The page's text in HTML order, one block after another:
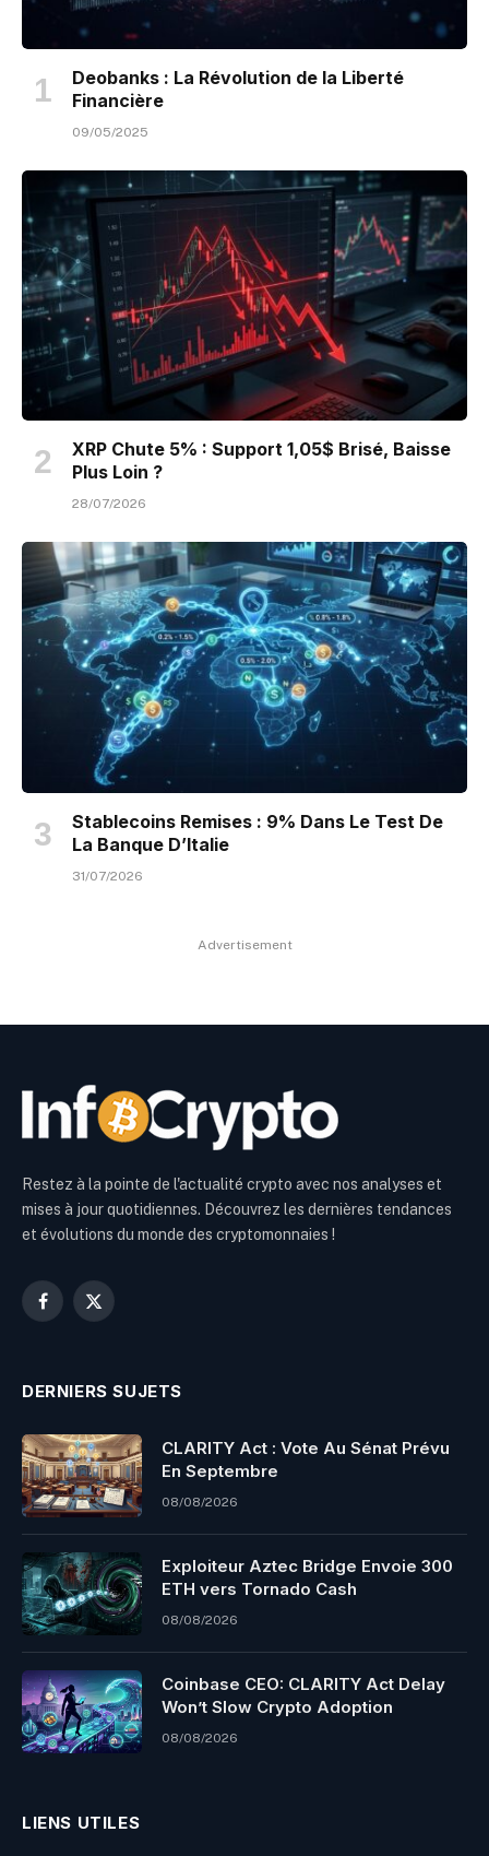
Deobanks : La Révolution de la Liberté
Financière
09/05/2025
XRP Chute 5% : Support 1,05$ Brisé, Baisse
Plus Loin ?
28/07/2026
Stablecoins Remises : 9% Dans Le Test De
La Banque D’Italie
31/07/2026
Advertisement
Restez à la pointe de l'actualité crypto avec nos analyses et
mises à jour quotidiennes. Découvrez les dernières tendances
et évolutions du monde des cryptomonnaies !
Facebook
X
DERNIERS SUJETS
CLARITY Act : Vote Au Sénat Prévu
En Septembre
08/08/2026
Exploiteur Aztec Bridge Envoie 300
ETH vers Tornado Cash
08/08/2026
Coinbase CEO: CLARITY Act Delay
Won’t Slow Crypto Adoption
08/08/2026
LIENS UTILES